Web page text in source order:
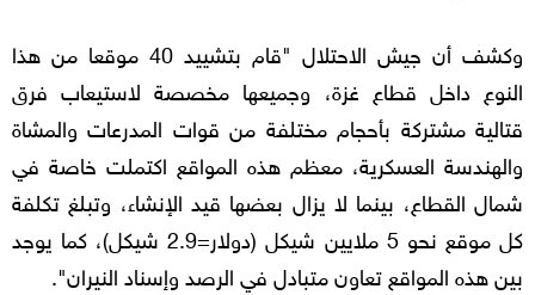
وكشف أن جيش الاحتلال "قام بتشييد 40 موقعا من هذا
النوع داخل قطاع غزة، وجميعها مخصصة لاستيعاب فرق
قتالية مشتركة بأحجام مختلفة من قوات المدرعات والمشاة
والهندسة العسكرية، معظم هذه المواقع اكتملت خاصة في
شمال القطاع، بينما لا يزال بعضها قيد الإنشاء، وتبلغ تكلفة
كل موقع نحو 5 ملايين شيكل (دولار=2.9 شيكل)، كما يوجد
بين هذه المواقع تعاون متبادل في الرصد وإسناد النيران".